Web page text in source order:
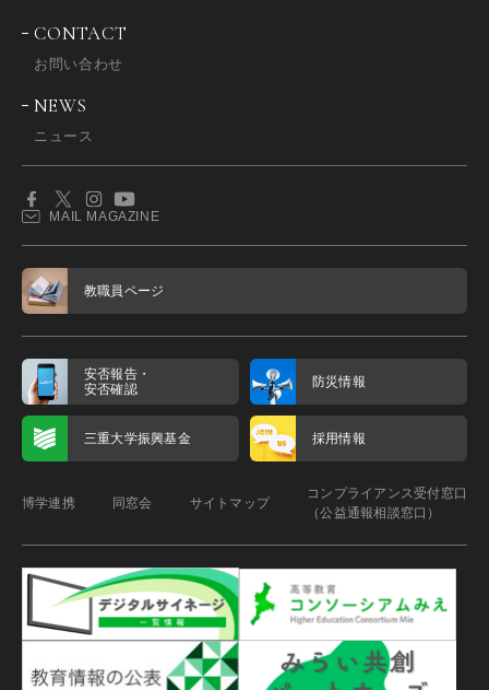
CONTACT
お問い合わせ
NEWS
ニュース
MAIL MAGAZINE
教職員ページ
安否報告・
安否確認
防災情報
三重大学振興基金 採用情報
博学連携 同窓会 サイトマップ
コンプライアンス受付窓口
（公益通報相談窓口）